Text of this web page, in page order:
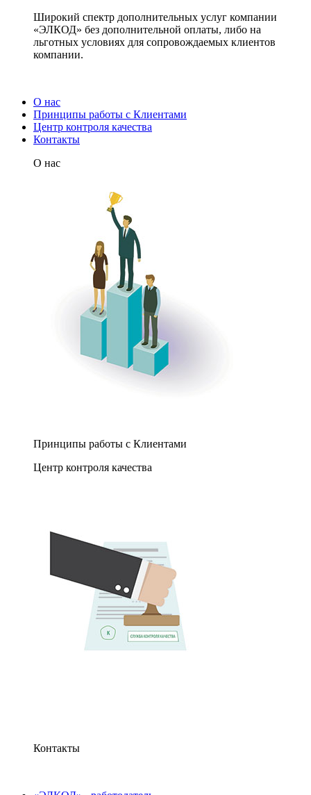
Широкий спектр дополнительных услуг компании
«ЭЛКОД» без дополнительной оплаты, либо на
льготных условиях для сопровождаемых клиентов
компании.
О нас
Принципы работы с Клиентами
Центр контроля качества
Контакты
О нас
Принципы работы с Клиентами
Центр контроля качества
Контакты